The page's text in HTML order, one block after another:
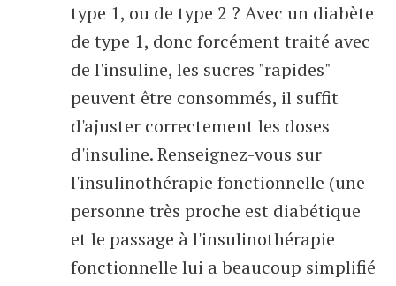
type 1, ou de type 2 ? Avec un diabète
de type 1, donc forcément traité avec
de l'insuline, les sucres "rapides"
peuvent être consommés, il suffit
d'ajuster correctement les doses
d'insuline. Renseignez-vous sur
l'insulinothérapie fonctionnelle (une
personne très proche est diabétique
et le passage à l'insulinothérapie
fonctionnelle lui a beaucoup simplifié